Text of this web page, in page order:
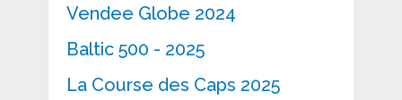
Vendee Globe 2024
Baltic 500 - 2025
La Course des Caps 2025